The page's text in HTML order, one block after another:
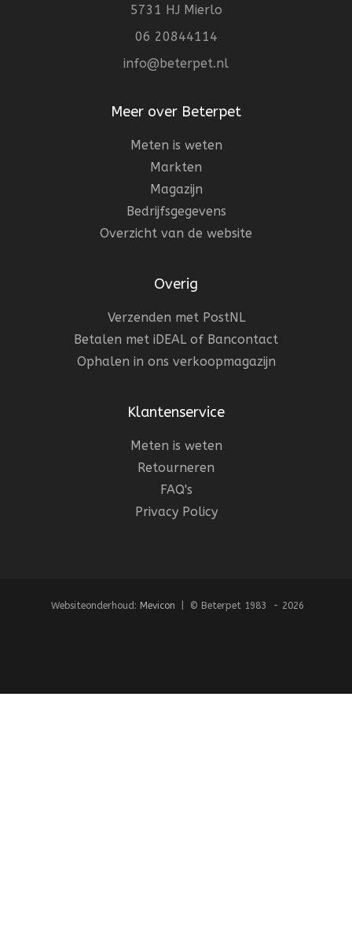
5731 HJ Mierlo
06 20844114
info@beterpet.nl
Meer over Beterpet
Meten is weten
Markten
Magazijn
Bedrijfsgegevens
Overzicht van de website
Overig
Verzenden met PostNL
Betalen met iDEAL of Bancontact
Ophalen in ons verkoopmagazijn
Klantenservice
Meten is weten
Retourneren
FAQ's
Privacy Policy
Websiteonderhoud: Mevicon | © Beterpet 1983 - 2026